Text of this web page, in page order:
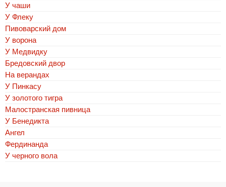
У чаши
У Флеку
Пивоварский дом
У ворона
У Медвидку
Бредовский двор
На верандах
У Пинкасу
У золотого тигра
Малостранская пивница
У Бенедикта
Ангел
Фердинанда
У черного вола